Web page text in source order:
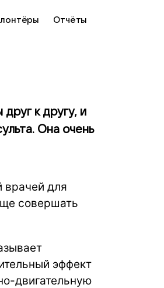
Отчёты
к другу, и
Она очень
врачей для
совершать
эффект
двигательную